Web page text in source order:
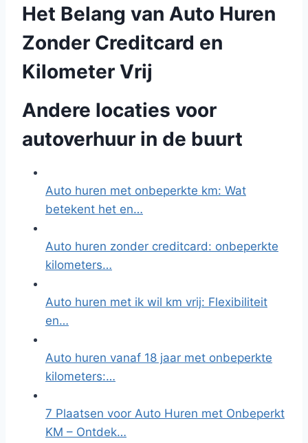
Het Belang van Auto Huren
Zonder Creditcard en
Kilometer Vrij
Andere locaties voor
autoverhuur in de buurt
Auto huren met onbeperkte km: Wat
betekent het en…
Auto huren zonder creditcard: onbeperkte
kilometers…
Auto huren met ik wil km vrij: Flexibiliteit
en…
Auto huren vanaf 18 jaar met onbeperkte
kilometers:…
7 Plaatsen voor Auto Huren met Onbeperkt
KM – Ontdek…